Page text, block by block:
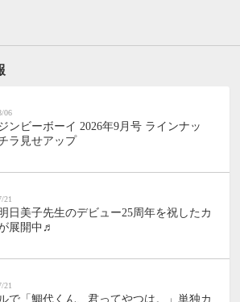
06
ンビーボーイ 2026年9月号 ラインナッ
ラ見せアップ
21
日美子先生のデビュー25周年を祝したカ
展開中♬
21
で「鯛代くん、君ってやつは。」単独カ